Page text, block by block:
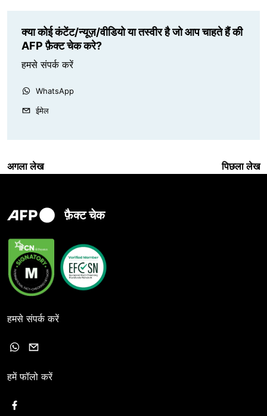
क्या कोई कंटेंट/न्यूज़/वीडियो या तस्वीर है जो आप चाहते हैं की
AFP फ़ैक्ट चेक करे?
हमसे संपर्क करें
WhatsApp
ईमेल
अगला लेख पिछला लेख
फ़ैक्ट चेक
हमसे संपर्क करें
हमें फॉलो करें